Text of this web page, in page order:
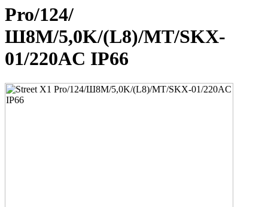
Pro/124/
Ш8M/5,0K/(L8)/MT/SKX-
01/220AC IP66